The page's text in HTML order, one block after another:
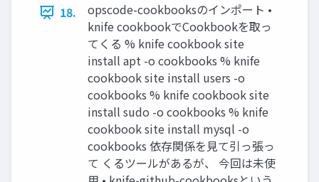
18.
opscode-cookbooksのインポート •
knife cookbookでCookbookを取っ
てくる % knife cookbook site
install apt -o cookbooks % knife
cookbook site install users -o
cookbooks % knife cookbook site
install sudo -o cookbooks % knife
cookbook site install mysql -o
cookbooks 依存関係を見て引っ張っ
て くるツールがあるが、 今回は未使